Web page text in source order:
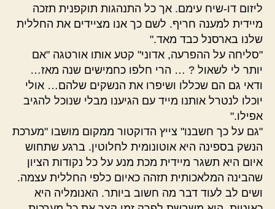
ליזום דו-שיח עימם. אך כל התנהגות תוקפנית תזכה
מיידית למענה חריף. לשם כך אנו מציידים את החללית
שלנו בארסנל כבד מאד."
"סליחה על ההפרעה, אדוני" קטע אותו אורטגה "אם
יותר לי לשאול ? … הרי חלפו כחמישים שנה מאז…
ודאי גם הם שכללו ושיפרו את הנשקים שלהם… אולי
יוכלו לנטרל אותנו מייד עם הגיענו מבלי שנוכל להגיב
אפילו."
"גם על כך חשבנו" צייץ הדוקטור ממקום מושבו "מערכת
הנשק בספינה היא אוטונומית לחלוטין. ברגע שתחוש
איום היא תשגר מיידית מכת מנע על כל נקודות הציון
שהבינה המלאכותית תזהה כאיום כלפי החללית עצמה.
ושים לב לעוד דבר מה חשוב ביותר. האנומליה היא